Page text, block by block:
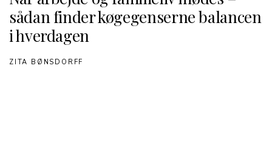
sådan finder køgegenserne balancen
i hverdagen
ZITA BØNSDORFF